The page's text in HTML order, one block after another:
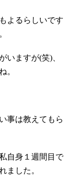
よるらしいです
いますが(笑)、
。
事は教えてもら
自身１週間目で
ました。